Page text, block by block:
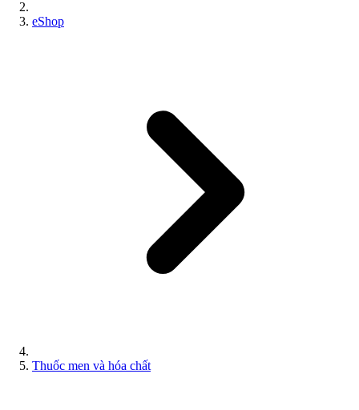
eShop
Thuốc men và hóa chất